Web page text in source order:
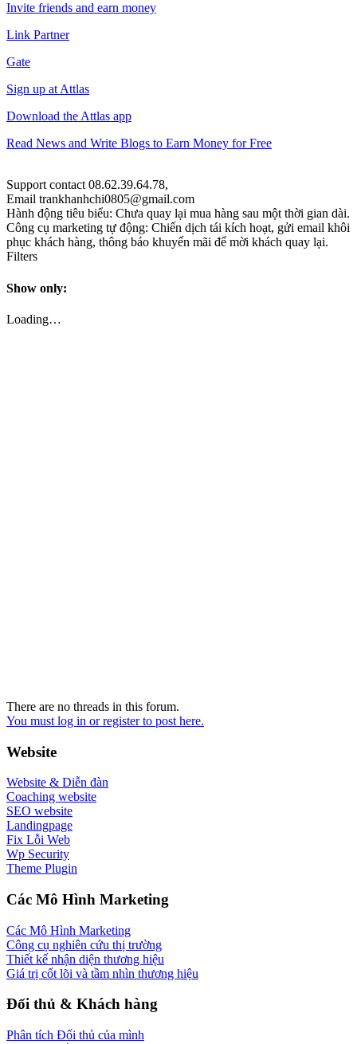
Invite friends and earn money
Link Partner
Gate
Sign up at Attlas
Download the Attlas app
Read News and Write Blogs to Earn Money for Free
Support contact 08.62.39.64.78,
Email trankhanhchi0805@gmail.com
Hành động tiêu biểu: Chưa quay lại mua hàng sau một thời gian dài.
Công cụ marketing tự động: Chiến dịch tái kích hoạt, gửi email khôi
phục khách hàng, thông báo khuyến mãi để mời khách quay lại.
Filters
Show only:
Loading…
There are no threads in this forum.
You must log in or register to post here.
Website
Website & Diễn đàn
Coaching website
SEO website
Landingpage
Fix Lỗi Web
Wp Security
Theme Plugin
Các Mô Hình Marketing
Các Mô Hình Marketing
Công cụ nghiên cứu thị trường
Thiết kế nhận diện thương hiệu
Giá trị cốt lõi và tầm nhìn thương hiệu
Đối thủ & Khách hàng
Phân tích Đối thủ của mình